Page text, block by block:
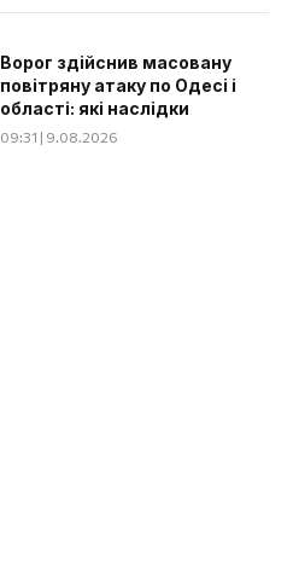
Ворог здійснив масовану
повітряну атаку по Одесі і
області: які наслідки
09:31 | 9.08.2026